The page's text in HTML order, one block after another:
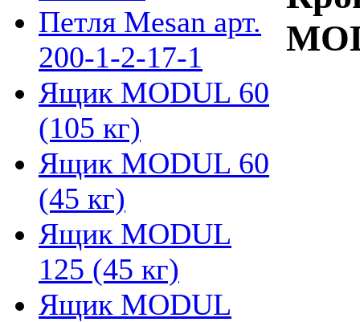
Петля Mesan арт.
200-1-2-17-1
Ящик MODUL 60
(105 кг)
Ящик MODUL 60
(45 кг)
Ящик MODUL
125 (45 кг)
Ящик MODUL